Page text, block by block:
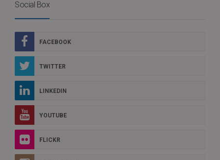
Social Box
FACEBOOK
TWITTER
LINKEDIN
YOUTUBE
FLICKR